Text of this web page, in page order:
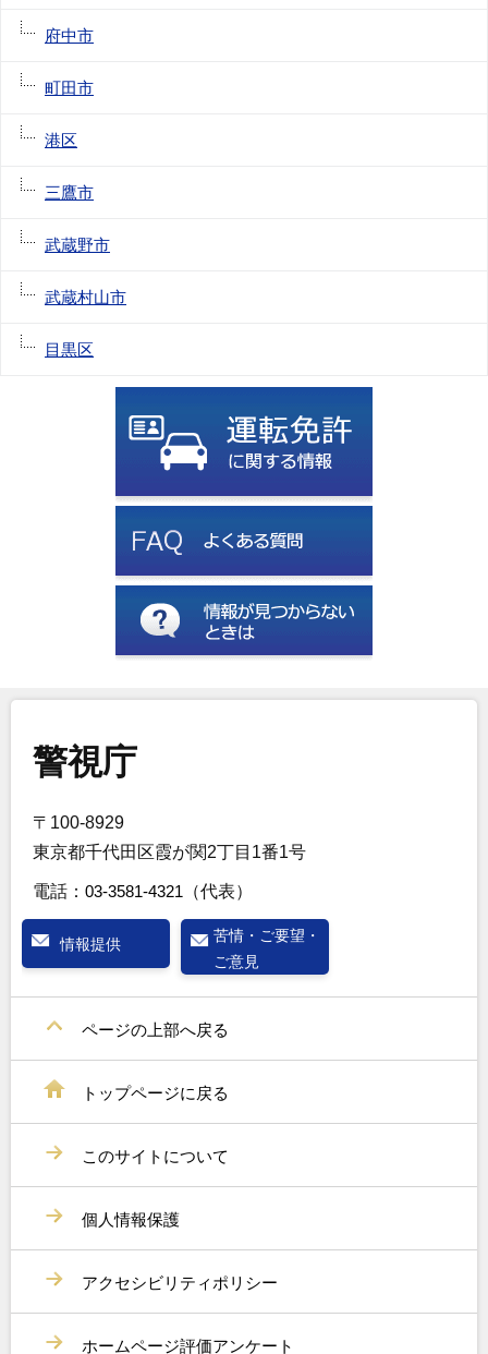
府中市
町田市
港区
三鷹市
武蔵野市
武蔵村山市
目黒区
警視庁
〒100-8929
東京都千代田区霞が関2丁目1番1号
電話： 03-3581-4321 （代表）
情報提供
苦情・ご要望・
ご意見
ページの上部へ戻る
トップページに戻る
このサイトについて
個人情報保護
アクセシビリティポリシー
ホームページ評価アンケート